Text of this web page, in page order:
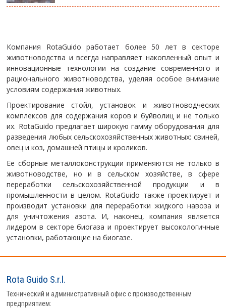
Компания RotaGuido работает более 50 лет в секторе
животноводства и всегда направляет накопленный опыт и
инновационные технологии на создание современного и
рационального животноводства, уделяя особое внимание
условиям содержания животных.
Проектирование стойл, установок и животноводческих
комплексов для содержания коров и буйволиц и не только
их. RotaGuido предлагает широкую гамму оборудования для
разведения любых сельскохозяйственных животных: свиней,
овец и коз, домашней птицы и кроликов.
Ее сборные металлоконструкции применяются не только в
животноводстве, но и в сельском хозяйстве, в сфере
переработки сельскохозяйственной продукции и в
промышленности в целом. RotaGuido также проектирует и
производит установки для переработки жидкого навоза и
для уничтожения азота. И, наконец, компания является
лидером в секторе биогаза и проектирует высокологичные
установки, работающие на биогазе.
Rota Guido S.r.l.
Технический и административный офис с производственным
предприятием: